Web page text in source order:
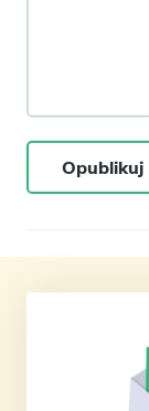
Opublikuj